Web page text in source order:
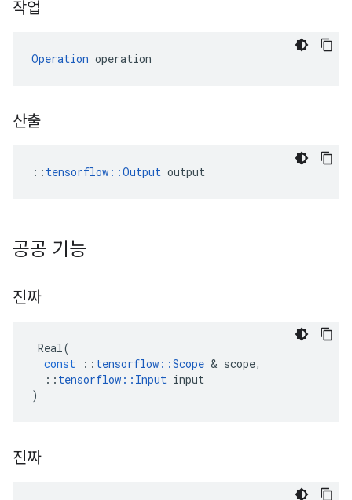
작업
Operation operation
산출
:: tensorflow::Output output
공공 기능
진짜
Real(
const
:: tensorflow ::Scope & scope,
:: tensorflow :: Input input
)
진짜